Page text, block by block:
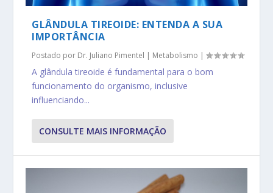
GLÂNDULA TIREOIDE: ENTENDA A SUA
IMPORTÂNCIA
Postado por Dr. Juliano Pimentel | Metabolismo |
A glândula tireoide é fundamental para o bom
funcionamento do organismo, inclusive
influenciando...
CONSULTE MAIS INFORMAÇÃO